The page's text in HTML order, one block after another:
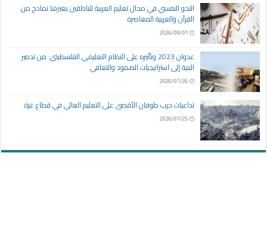
النحو النفسي في مجال تعليم العربية للناطقين بغيرها نماذج من
القرآن والعربية المعاصرة
2026/08/01
عدوان 2023 وتأثيره على النظام التعليمي الفلسطيني: من تدمير
البنية إلى استراتيجيات الصمود والتعافي
2026/07/26
تداعيات حرب طوفان الأقصى على التعليم العالي في قطاع غزة
2026/07/25